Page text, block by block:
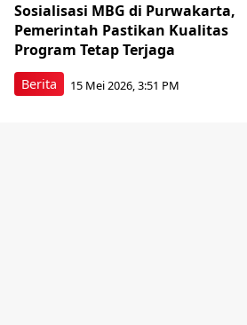
Berita
Sosialisasi MBG di Purwakarta,
Pemerintah Pastikan Kualitas
Program Tetap Terjaga
15 Mei 2026, 3:51 PM